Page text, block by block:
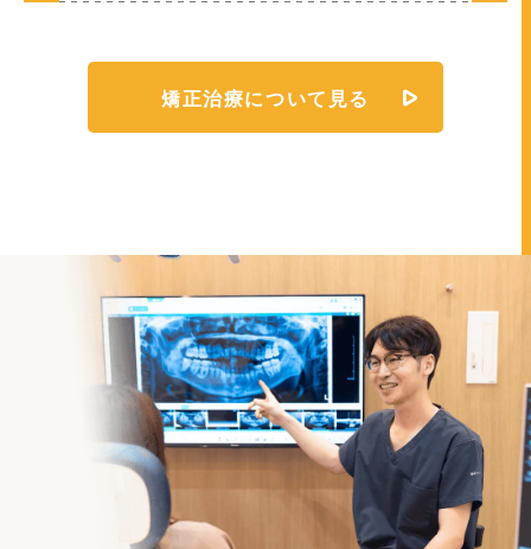
矯正治療について見る